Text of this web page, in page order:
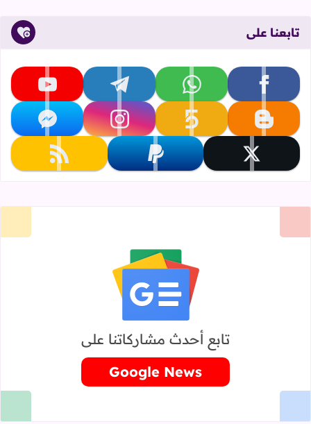
تابعنا على
تابعنا على facebook تابعنا على whatsapp تابعنا على telegram تابعنا على youtube
تابعنا على blogger تابعنا على khamsat تابعنا على instagram تابعنا على messenger
تابعنا على x تابعنا على paypal تابعنا على rss
تابع أحدث مشاركاتنا على
Google News